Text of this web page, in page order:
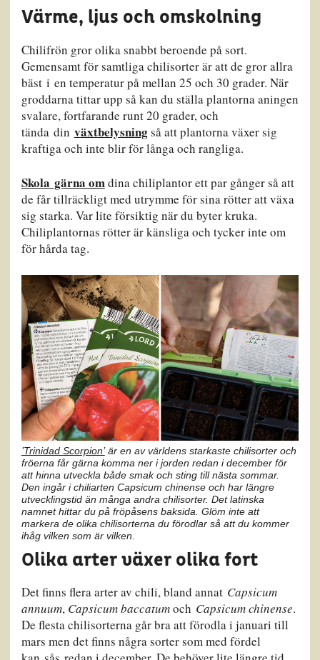
Värme, ljus och omskolning
Chilifrön gror olika snabbt beroende på sort.
Gemensamt för samtliga chilisorter är att de gror allra
bäst i en temperatur på mellan 25 och 30 grader. När
groddarna tittar upp så kan du ställa plantorna aningen
svalare, fortfarande runt 20 grader, och
tända din växtbelysningså att plantorna växer sig
kraftiga och inte blir för långa och rangliga.
Skola gärna omdina chiliplantor ett par gånger så att
de får tillräckligt med utrymme för sina rötter att växa
sig starka. Var lite försiktig när du byter kruka.
Chiliplantornas rötter är känsliga och tycker inte om
för hårda tag.
’Trinidad Scorpion’är en av världens starkaste chilisorter och
fröerna får gärna komma ner i jorden redan i december för
att hinna utveckla både smak och sting till nästa sommar.
Den ingår i chiliarten Capsicum chinenseoch har längre
utvecklingstid än många andra chilisorter. Det latinska
namnet hittar du på fröpåsens baksida. Glöm inte att
markera de olika chilisorterna du förodlar så att du kommer
ihåg vilken som är vilken.
Olika arter växer olika fort
Det finns flera arter av chili, bland annat Capsicum
annuum, Capsicum baccatumoch Capsicum chinense.
De flesta chilisorterna går bra att förodla i januari till
mars men det finns några sorter som med fördel